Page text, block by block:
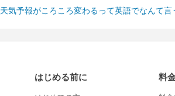
天気予報がころころ変わるって英語でなんて言
はじめる前に 料